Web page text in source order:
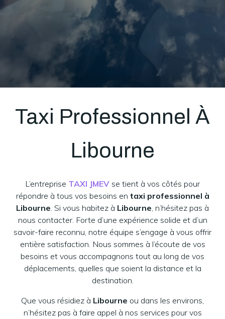
Taxi Professionnel À
Libourne
L’entreprise TAXI JMEV se tient à vos côtés pour
répondre à tous vos besoins en taxi professionnel à
Libourne. Si vous habitez à Libourne, n’hésitez pas à
nous contacter. Forte d’une expérience solide et d’un
savoir-faire reconnu, notre équipe s’engage à vous offrir
entière satisfaction. Nous sommes à l’écoute de vos
besoins et vous accompagnons tout au long de vos
déplacements, quelles que soient la distance et la
destination.
Que vous résidiez à Libourne ou dans les environs,
n’hésitez pas à faire appel à nos services pour vos